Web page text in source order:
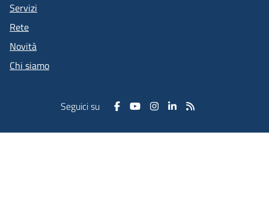
Servizi
Rete
Novità
Chi siamo
Seguici su